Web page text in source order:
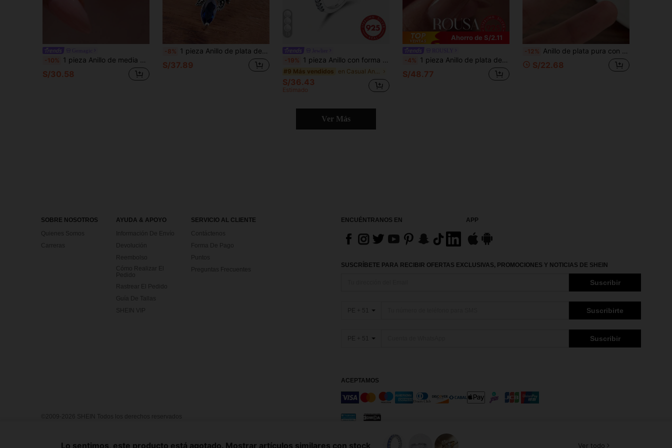
-10% 1 pieza Anillo de media eternidad con forma de corazón, anillo de plata de ley S925 delicado y de moda para mujer, adecuado para uso diario, citas, regalo de joyería exquisita para mujer, regalo de Año Nuevo, regalo del Día de San Valentín
S/30.58
-8% 1 pieza Anillo de plata de ley 925 con circonita cúbica sintética, joyería de alta calidad, talla 6-11, apto para uso diario, incluye caja de regalo
S/37.89 -19% 1 pieza Anillo con forma de corazón de plata de ley 925 con circonita cúbica rosa, color blanco, con caja de regalo, conjunto de joyas, regalo ideal para mamá, abuela, esposa en aniversario
#9 Más vendidos
S/36.43
Estimado
Ahorro de S/2.11
-4% 1 pieza Anillo de plata de ley 925, incrustado con circonita brillante, adecuado tanto para hombres como para mujeres, se puede combinar con atuendos diarios o usar como accesorios de fiesta. Anillo de alta calidad, joyería exquisita, regalo ideal.
S/48.77
-12% Anillo de plata pura con perla natural rota, etiqueta colgante de la suerte y anillo elástico para mujer
S/22.68
Ver Más
SOBRE NOSOTROS
Quienes Somos
Carreras
AYUDA & APOYO
Información De Envío
Devolución
Reembolso
Cómo Realizar El
Pedido
Rastrear El Pedido
Guía De Tallas
SHEIN VIP
SERVICIO AL CLIENTE
Contáctenos
Forma De Pago
Puntos
Preguntas Frecuentes
ENCUÉNTRANOS EN APP
SUSCRÍBETE PARA RECIBIR OFERTAS EXCLUSIVAS, PROMOCIONES Y NOTICIAS DE SHEIN
Suscribir
PE + 51 Suscribirte
PE + 51 Suscribir
ACEPTAMOS
©2009-2026 SHEIN Todos los derechos reservados
Lo sentimos, este producto está agotado. Mostrar artículos similares con stock Ver todo